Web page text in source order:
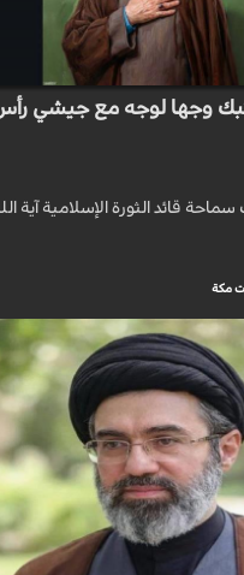
وجها لوجه مع جيشي رأس
قائد الثورة الإسلامية آية